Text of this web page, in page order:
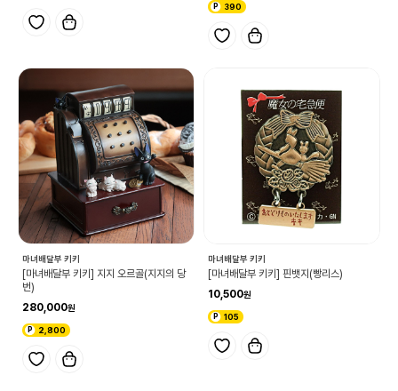
390
마녀배달부 키키
[마녀배달부 키키] 지지 오르골(지지의 당
번)
280,000
2,800
마녀배달부 키키
[마녀배달부 키키] 핀뱃지(빵리스)
10,500
105